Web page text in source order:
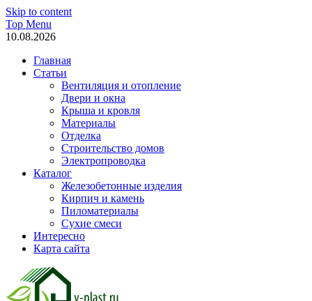
Skip to content
Top Menu
10.08.2026
Главная
Статьи
Вентиляция и отопление
Двери и окна
Крыша и кровля
Материалы
Отделка
Строительство домов
Электропроводка
Каталог
Железобетонные изделия
Кирпич и камень
Пиломатериалы
Сухие смеси
Интересно
Карта сайта